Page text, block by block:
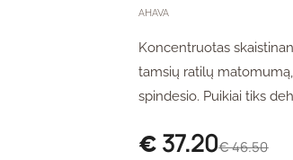
AHAVA
Koncentruotas
tamsių ratilų
spindesio. Puikiai tiks
€ 37.20€46.50